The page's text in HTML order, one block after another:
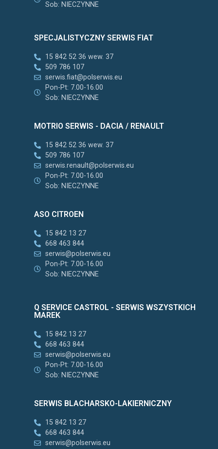
Sob: NIECZYNNE
SPECJALISTYCZNY SERWIS FIAT
15 842 52 36 wew. 37
509 786 107
serwis.fiat@polserwis.eu
Pon-Pt: 7.00-16.00
Sob: NIECZYNNE
MOTRIO SERWIS - DACIA / RENAULT
15 842 52 36 wew. 37
509 786 107
serwis.renault@polserwis.eu
Pon-Pt: 7.00-16.00
Sob: NIECZYNNE
ASO CITROEN
15 842 13 27
668 463 844
serwis@polserwis.eu
Pon-Pt: 7.00-16.00
Sob: NIECZYNNE
Q SERVICE CASTROL - SERWIS WSZYSTKICH
MAREK
15 842 13 27
668 463 844
serwis@polserwis.eu
Pon-Pt: 7.00-16.00
Sob: NIECZYNNE
SERWIS BLACHARSKO-LAKIERNICZNY
15 842 13 27
668 463 844
serwis@polserwis.eu